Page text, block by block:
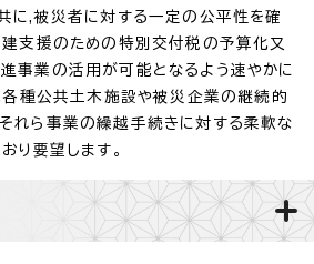
に,被災者に対する一定の公平性を確
支援のための特別交付税の予算化又
事業の活用が可能となるよう速やかに
各種公共土木施設や被災企業の継続的
れら事業の繰越手続きに対する柔軟な
り要望します。